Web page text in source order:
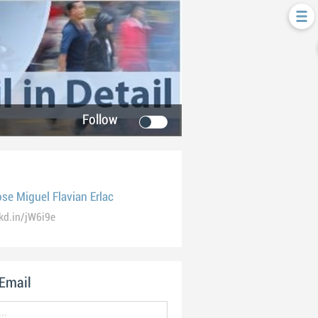
Follow
Miguel Flavian Erlac
jW6i9e